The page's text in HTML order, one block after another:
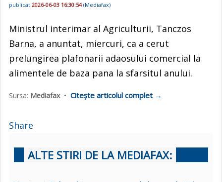
publicat 2026-06-03 16:30:54(Mediafax)
Ministrul interimar al Agriculturii, Tanczos
Barna, a anuntat, miercuri, ca a cerut
prelungirea plafonarii adaosului comercial la
alimentele de baza pana la sfarsitul anului.
Sursa: Mediafax• Citește articolul complet →
Share
ALTE STIRI DE LA MEDIAFAX: